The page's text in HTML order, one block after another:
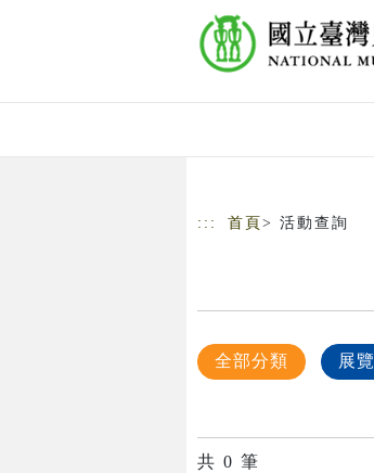
::: 首頁 > 活動查詢
全部分類 展覽
共 0 筆